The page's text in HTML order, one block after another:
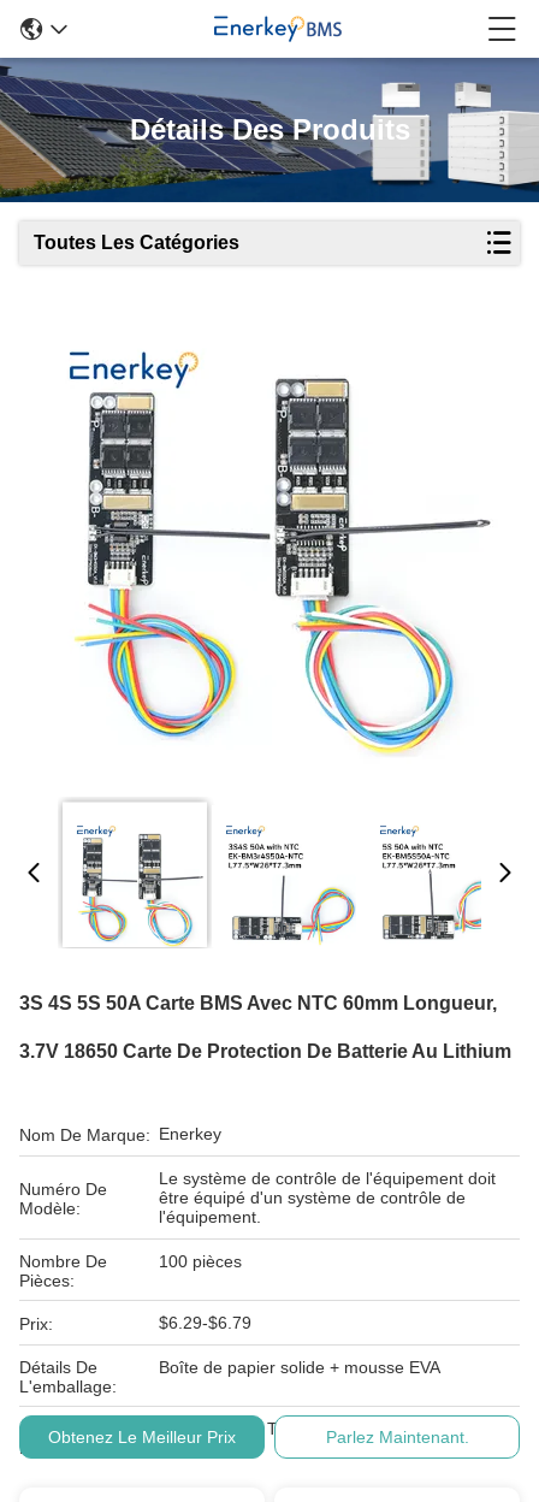
Détails Des Produits
Toutes Les Catégories
3S 4S 5S 50A Carte BMS Avec NTC 60mm Longueur,
3.7V 18650 Carte De Protection De Batterie Au Lithium
Nom De Marque: Enerkey
Numéro De
Modèle:
Le système de contrôle de l'équipement doit
être équipé d'un système de contrôle de
l'équipement.
Nombre De
Pièces:
100 pièces
Prix: $6.29-$6.79
Détails De
L'emballage:
Boîte de papier solide + mousse EVA
Conditions De
Paiement:
L/C, D/A, D/P, T/T, Western Union, MoneyGram
Obtenez Le Meilleur Prix Parlez Maintenant.